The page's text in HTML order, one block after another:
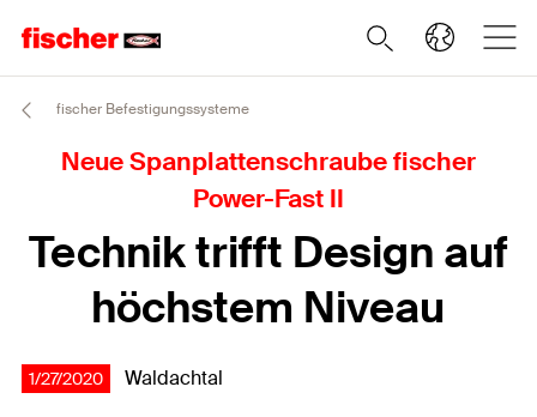
fischer Befestigungssysteme
Neue Spanplattenschraube fischer
Power-Fast II
Technik trifft Design auf
höchstem Niveau
1/27/2020 Waldachtal